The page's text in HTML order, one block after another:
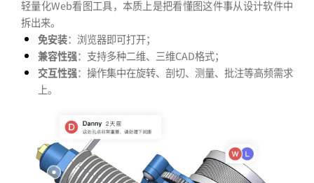
轻量化Web看图工具，本质上是把看懂图这件事从设计软件中
拆出来。
免安装：浏览器即可打开；
兼容性强：支持多种二维、三维CAD格式；
交互性强：操作集中在旋转、剖切、测量、批注等高频需求
上。